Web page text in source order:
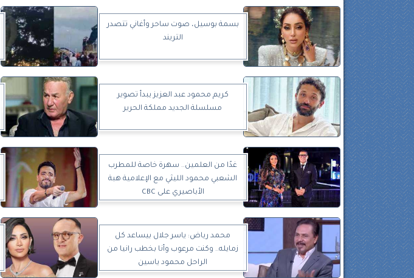
بسمة بوسيل، صوت ساحر وأغاني تتصدر
التريند
كريم محمود عبد العزيز يبدأ تصوير
مسلسلة الجديد مملكة الحرير
غدًا من العلمين.. سهرة خاصة للمطرب
الشعبي محمود الليثي مع الإعلامية هبة
الأباصيري على CBC
محمد رياض: ياسر جلال بيساعد كل
زمايله.. وكنت مرعوب وأنا بخطب رانيا من
الراحل محمود ياسين